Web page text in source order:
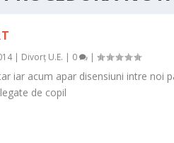
| Divorț U.E. | 0 |
iar acum apar disensiuni intre noi
de copil